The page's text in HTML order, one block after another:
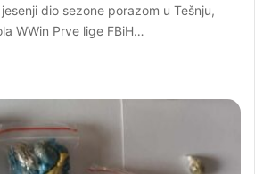
dio sezone porazom u Tešnju,
WWin Prve lige FBiH…